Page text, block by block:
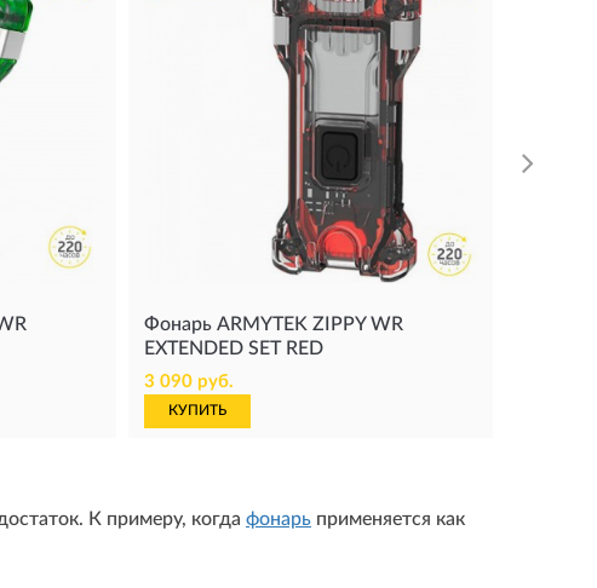
Фонарь ARMYTEK ZIPPY WR
EXTENDED SET RED
3 090 руб.
КУПИТЬ
К примеру, когда фонарь применяется как